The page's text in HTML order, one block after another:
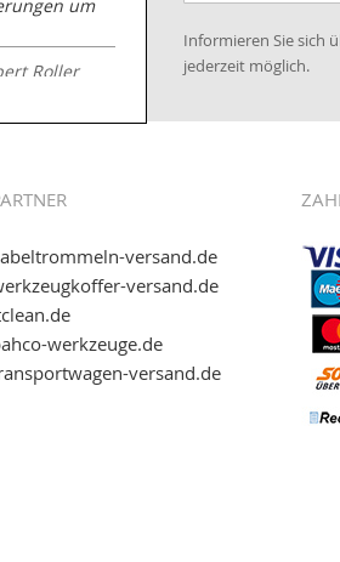
um
Roller
Informieren Sie sich
jederzeit möglich.
versand.de
versand.de
werkzeuge.de
versand.de